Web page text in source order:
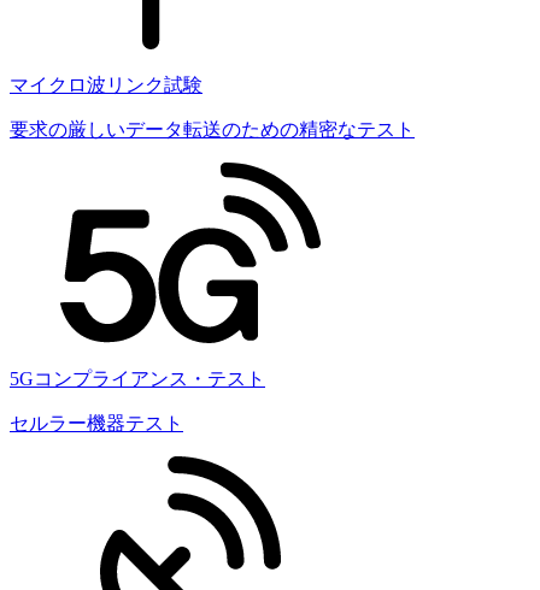
マイクロ波リンク試験
要求の厳しいデータ転送のための精密なテスト
5Gコンプライアンス・テスト
セルラー機器テスト